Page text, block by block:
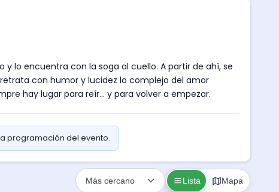
lo encuentra con la soga al cuello. A partir de ahí, se
con humor y lucidez lo complejo del amor
hay lugar para reír... y para volver a empezar.
programación del evento.
Lista Mapa